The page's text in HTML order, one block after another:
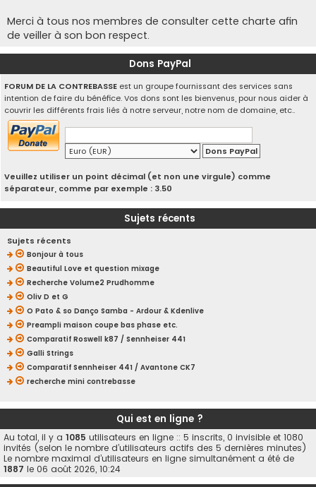
Merci à tous nos membres de consulter cette charte afin
de veiller à son bon respect.
Dons PayPal
FORUM DE LA CONTREBASSE est un groupe fournissant des services sans
intention de faire du bénéfice. Vos dons sont les bienvenus, pour nous aider à
couvrir les différents frais liés à notre serveur, notre nom de domaine, etc..
Veuillez utiliser un point décimal (et non une virgule) comme
séparateur, comme par exemple : 3.50
Sujets récents
Sujets récents
Bonjour à tous
Beautiful Love et question mixage
Recherche Volume2 Prudhomme
Oliv D et G
O Pato & so Danço Samba - Ardour & Kdenlive
Preampli maison coupe bas phase etc.
Comparatif Roswell k87 / Sennheiser 441
Galli Strings
Comparatif Sennheiser 441 / Avantone CK7
recherche mini contrebasse
Qui est en ligne ?
Au total, il y a 1085 utilisateurs en ligne :: 5 inscrits, 0 invisible et 1080
invités (selon le nombre d’utilisateurs actifs des 5 dernières minutes)
Le nombre maximal d’utilisateurs en ligne simultanément a été de
1887 le 06 août 2026, 10:24